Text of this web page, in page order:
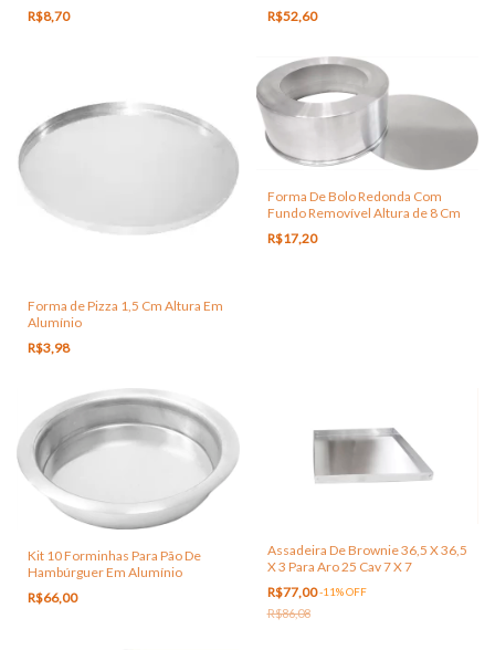
R$8,70
R$52,60
Forma de Pizza 1,5 Cm Altura Em
Alumínio
R$3,98
Forma De Bolo Redonda Com
Fundo Removível Altura de 8 Cm
R$17,20
Kit 10 Forminhas Para Pão De
Hambúrguer Em Alumínio
R$66,00
Assadeira De Brownie 36,5 X 36,5
X 3 Para Aro 25 Cav 7 X 7
R$77,00-11%OFF
R$86,08